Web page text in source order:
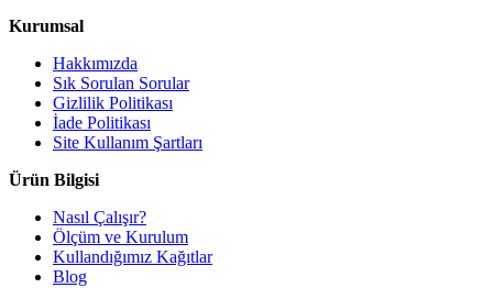
Kurumsal
Hakkımızda
Sık Sorulan Sorular
Gizlilik Politikası
İade Politikası
Site Kullanım Şartları
Ürün Bilgisi
Nasıl Çalışır?
Ölçüm ve Kurulum
Kullandığımız Kağıtlar
Blog